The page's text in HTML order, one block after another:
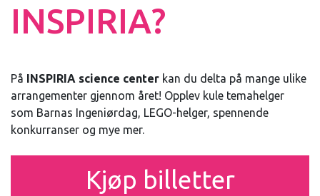
INSPIRIA?
På INSPIRIA science center kan du delta på mange ulike
arrangementer gjennom året! Opplev kule temahelger
som Barnas Ingeniørdag, LEGO-helger, spennende
konkurranser og mye mer.
Kjøp billetter